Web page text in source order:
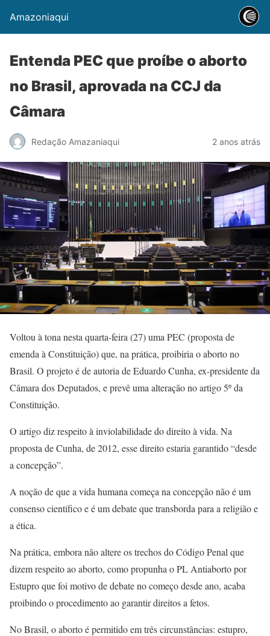
Amazoniaqui
Entenda PEC que proíbe o aborto
no Brasil, aprovada na CCJ da
Câmara
Redação Amazaniaqui 2 anos atrás
Voltou à tona nesta quarta-feira (27) uma PEC (proposta de
emenda à Constituição) que, na prática, proibiria o aborto no
Brasil. O projeto é de autoria de Eduardo Cunha, ex-presidente da
Câmara dos Deputados, e prevê uma alteração no artigo 5º da
Constituição.
O artigo diz respeito à inviolabilidade do direito à vida. Na
proposta de Cunha, de 2012, esse direito estaria garantido “desde
a concepção”.
A noção de que a vida humana começa na concepção não é um
consenso científico e é um debate que transborda para a religião e
a ética.
Na prática, embora não altere os trechos do Código Penal que
dizem respeito ao aborto, como propunha o PL Antiaborto por
Estupro que foi motivo de debate no começo desde ano, acaba
proibindo o procedimento ao garantir direitos a fetos.
No Brasil, o aborto é permitido em três circunstâncias: estupro,